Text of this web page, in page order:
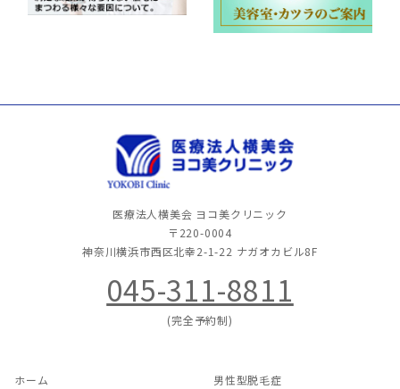
医療法人横美会 ヨコ美クリニック
〒220-0004
神奈川横浜市西区北幸2-1-22 ナガオカビル8F
045-311-8811
(完全予約制)
ホーム
男性型脱毛症